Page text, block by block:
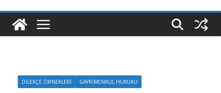
DİLEKÇE ÖRNEKLERİ GAYRİMENKUL HUKUKU